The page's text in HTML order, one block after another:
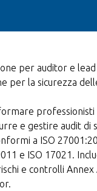
per auditor e
per la sicurezza
professionisti
e gestire audit di
a ISO
e ISO 17021.
e controlli Annex